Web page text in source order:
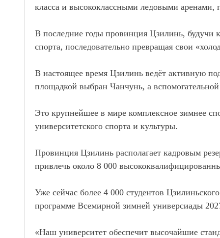
класса и высококлассными ледовыми
В последние годы провинция Цзилинь, будучи
спорта, последовательно превращая свои
В настоящее время Цзилинь ведёт активную
площадкой выбран Чанчунь, а
Это крупнейшее в мире комплексное зимнее
университетского спорта и культуры.
Провинция Цзилинь располагает кадровым
привлечь около 8 000
Уже сейчас более 4 000 студентов
программе Всемирной зимней универсиады
«Наш университет обеспечит высочайшие